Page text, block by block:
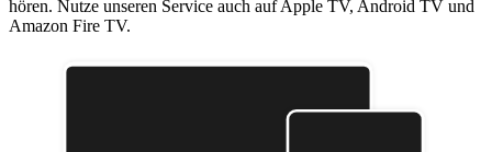
hören. Nutze unseren Service auch auf Apple TV, Android TV und
Amazon Fire TV.